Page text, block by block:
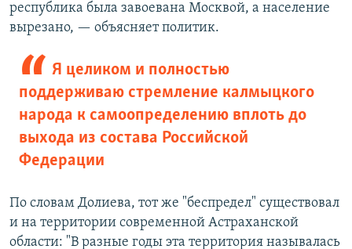
республика была завоевана Москвой, а население
вырезано, — объясняет политик.
Я целиком и полностью
поддерживаю стремление калмыцкого
народа к самоопределению вплоть до
выхода из состава Российской
Федерации
По словам Долиева, тот же "беспредел" существовал
и на территории современной Астраханской
области: "В разные годы эта территория называлась